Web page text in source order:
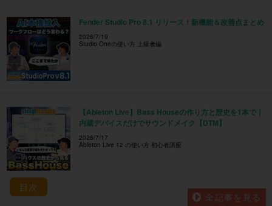
目次
Fender Studio Pro 8.1 リリース！新機能＆改善点まとめ
2026/7/19
Studio Oneの使い方 上級者編
【Ableton Live】Bass Houseの作り方と歴史を1本で｜
内蔵デバイスだけでサウンドメイク【DTM】
2026/7/17
Ableton Live 12 の使い方 初心者講座
全記事を見る